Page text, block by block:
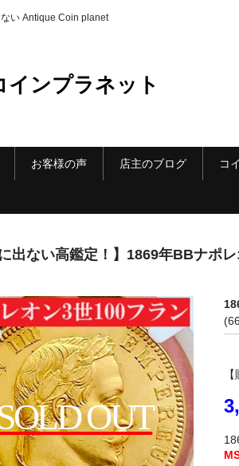
い Antique Coin planet
ンプラネット
お客様の声 店主のブログ コ
に出ない高鑑定！】1869年BBナポ
OUT